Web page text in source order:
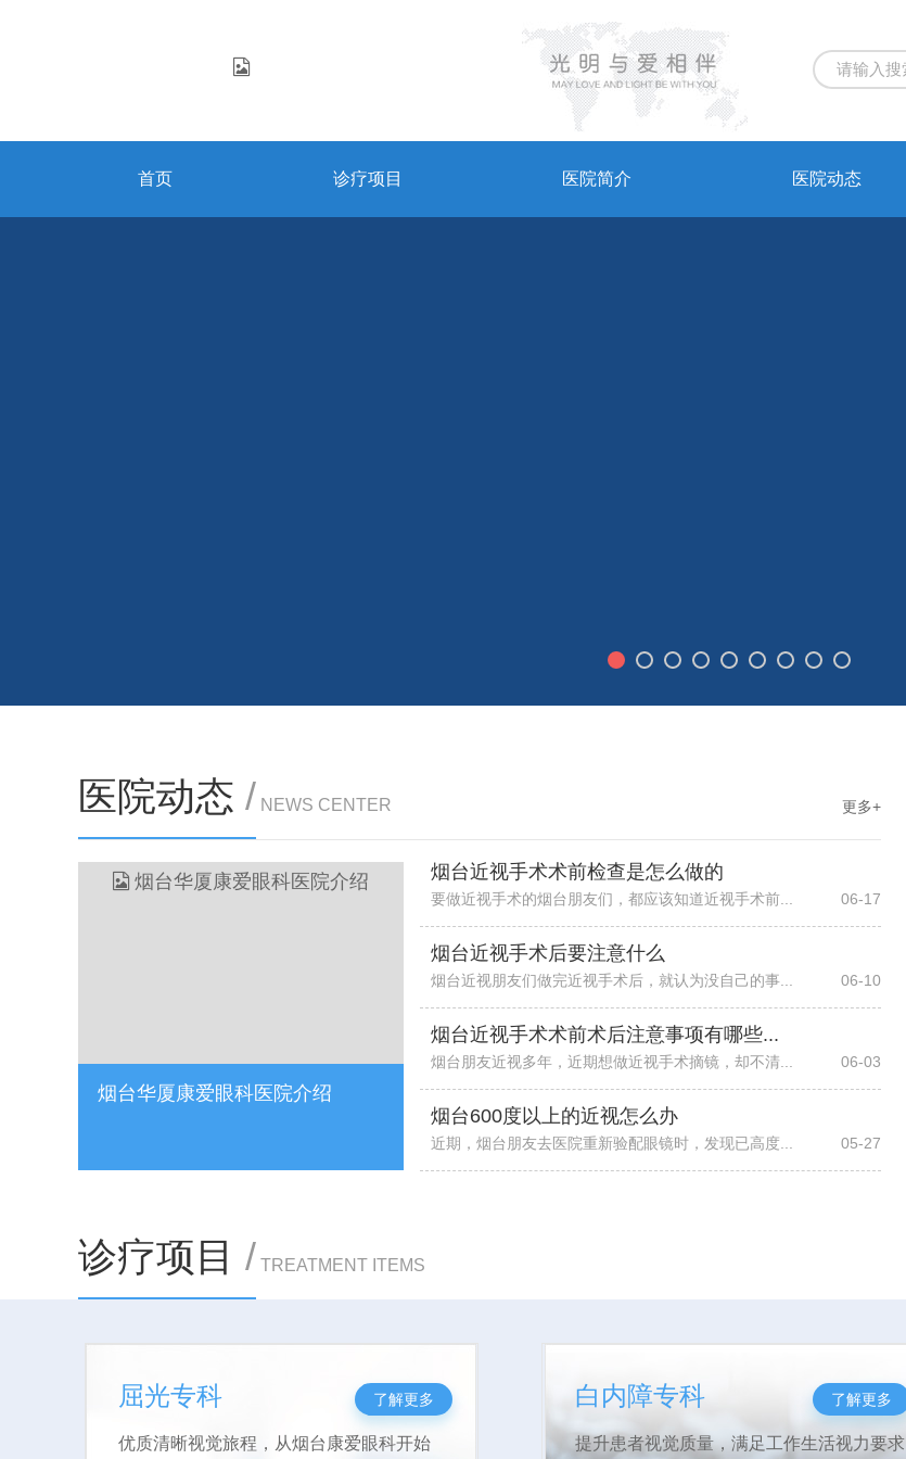
首页 诊疗项目 医院简介 医院动态
医院动态 / NEWS CENTER 更多+
烟台华厦康爱眼科医院介绍
烟台近视手术术前检查是怎么做的
要做近视手术的烟台朋友们，都应该知道近视手术前... 06-17
烟台近视手术后要注意什么
烟台近视朋友们做完近视手术后，就认为没自己的事... 06-10
烟台近视手术术前术后注意事项有哪些...
烟台朋友近视多年，近期想做近视手术摘镜，却不清... 06-03
烟台600度以上的近视怎么办
近期，烟台朋友去医院重新验配眼镜时，发现已高度... 05-27
诊疗项目 / TREATMENT ITEMS
白内障专科 了解更多
提升患者视觉质量，满足工作生活视力要求
视光专科 了解更多
致力验光与视觉诊断，做好儿童近视防控与